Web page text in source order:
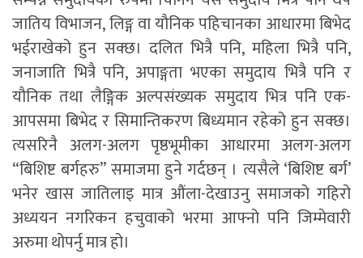
जातिय विभाजन, लिङ्ग वा यौनिक पहिचानका आधारमा बिभेद
भईराखेको हुन सक्छ। दलित भित्रै पनि, महिला भित्रै पनि,
जनाजाति भित्रै पनि, अपाङ्गता भएका समुदाय भित्रै पनि र
यौनिक तथा लैङ्गिक अल्पसंख्यक समुदाय भित्र पनि एक-
आपसमा बिभेद र सिमान्तिकरण बिध्यमान रहेको हुन सक्छ।
त्यसरिनै अलग-अलग पृष्ठभूमीका आधारमा अलग-अलग
“बिशिष्ट बर्गहरु” समाजमा हुने गर्दछन् । त्यसैले ‘बिशिष्ट बर्ग’
भनेर खास जातिलाइ मात्र औंला-देखाउनु समाजको गहिरो
अध्ययन नगरिकन हचुवाको भरमा आफ्नो पनि जिम्मेवारी
अरुमा थोपर्नु मात्र हो।